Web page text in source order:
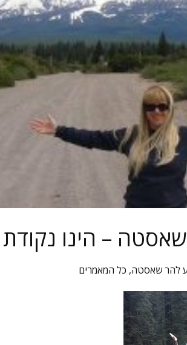
– הינו
להר שאסטה, כל המאמרים